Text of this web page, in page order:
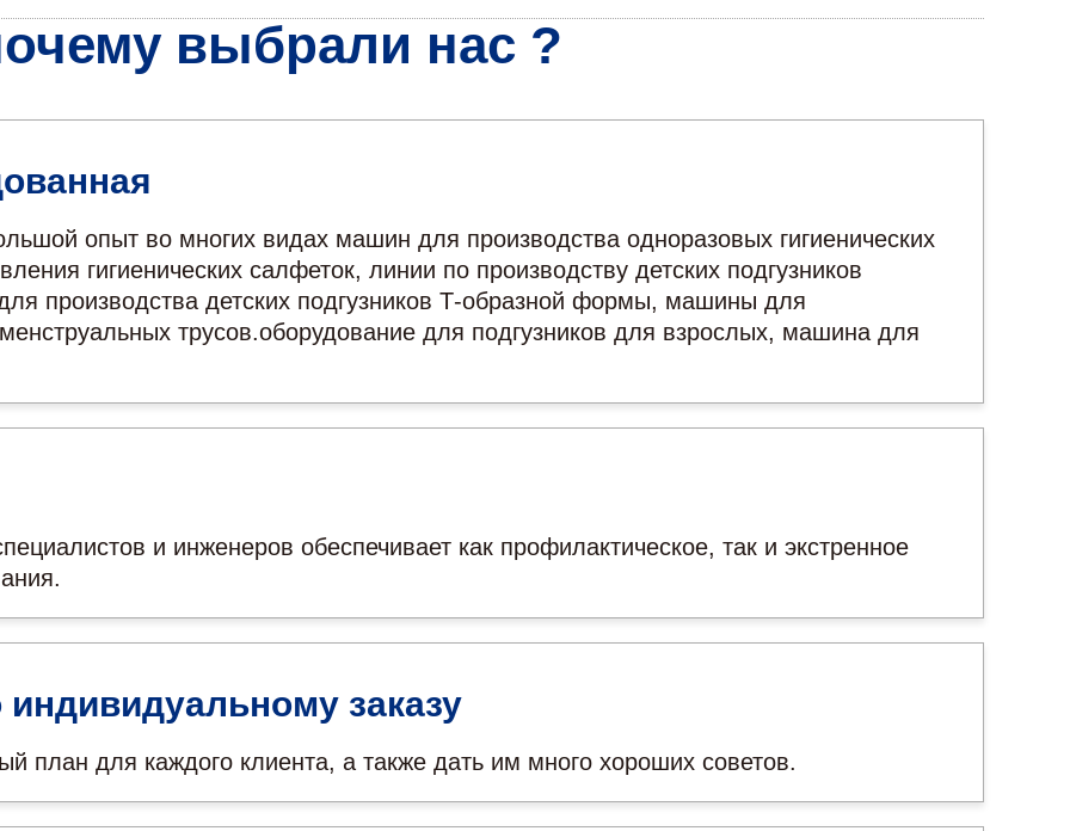
выбрали нас ?
опыт во многих видах машин для производства одноразовых гигиенических
гигиенических салфеток, линии по производству детских подгузников
производства детских подгузников Т-образной формы, машины для
трусов.оборудование для подгузников для взрослых, машина для
и инженеров обеспечивает как профилактическое, так и экстренное
заказу
план для каждого клиента, а также дать им много хороших советов.